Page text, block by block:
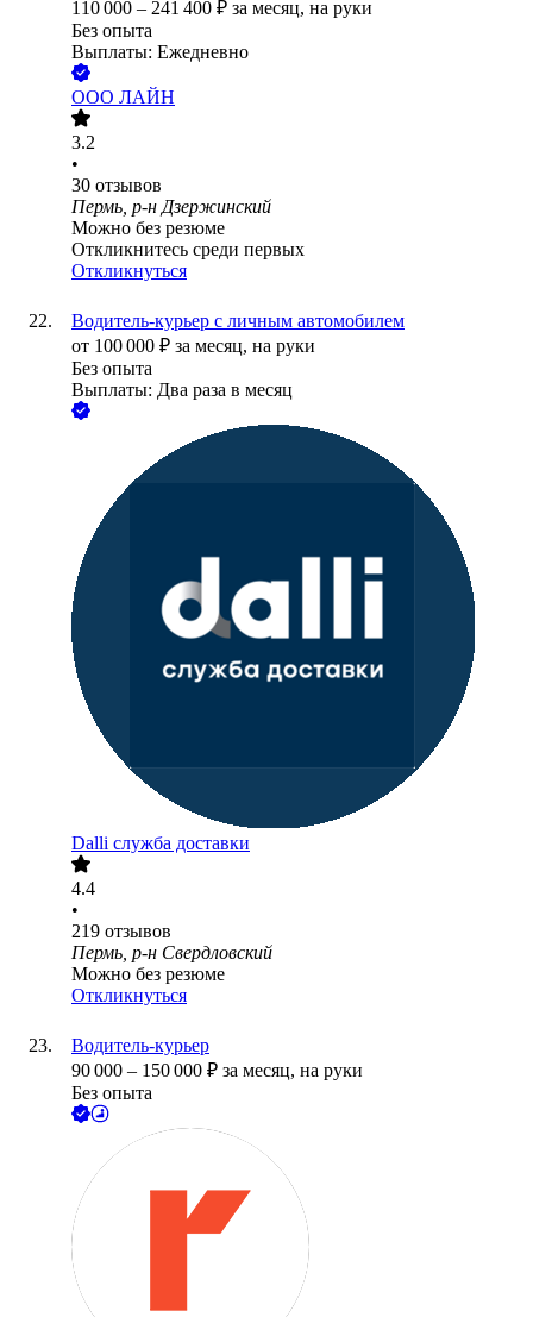
110 000 – 241 400 ₽ за месяц, на руки
Без опыта
Выплаты: Ежедневно
ООО ЛАЙН
3.2
•
30 отзывов
Пермь, р-н Дзержинский
Можно без резюме
Откликнитесь среди первых
Откликнуться
Водитель-курьер с личным автомобилем
от 100 000 ₽ за месяц, на руки
Без опыта
Выплаты: Два раза в месяц
Dalli служба доставки
4.4
•
219 отзывов
Пермь, р-н Свердловский
Можно без резюме
Откликнуться
Водитель-курьер
90 000 – 150 000 ₽ за месяц, на руки
Без опыта